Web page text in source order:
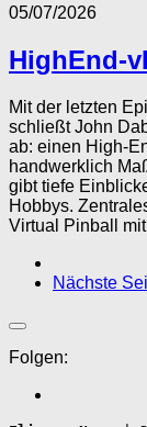
05/07/2026
HighEnd-
Mit der letzten
schließt John
ab: einen High-
handwerklich
gibt tiefe
Hobbys.
Virtual Pinball
Nächste
Folgen: